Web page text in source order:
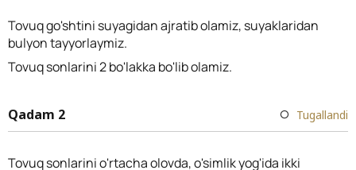
Tovuq go'shtini suyagidan ajratib olamiz, suyaklaridan
bulyon tayyorlaymiz.
Tovuq sonlarini 2 bo'lakka bo'lib olamiz.
Qadam 2 Tugallandi
Tovuq sonlarini o'rtacha olovda, o'simlik yog'ida ikki